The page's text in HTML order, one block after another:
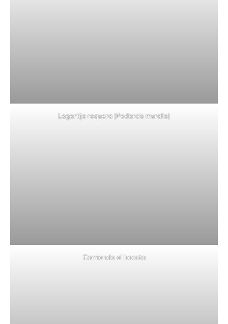
Lagartija roquera (Podarcis muralis)
Comiendo el bocata